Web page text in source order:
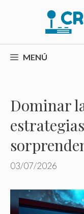
MENÚ
Dominar
03/07/2026